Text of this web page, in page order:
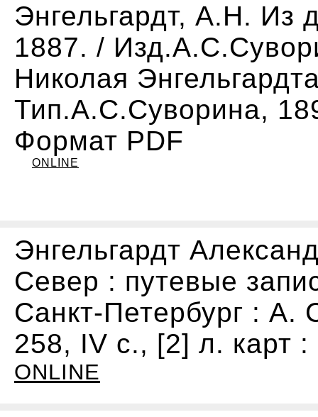
Энгельгардт, А.Н. Из
1887. /
Николая
Тип.А.С.Суворина,
Формат PDF
ONLINE
Энгельгардт
Север : путевые
Санкт-Петербург : А.
258, IV с., [2] л. карт :
ONLINE